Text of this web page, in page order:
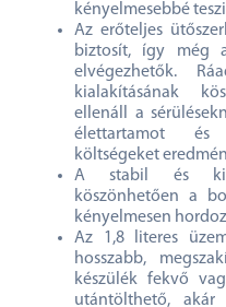
kényelmesebbé
Az erőteljes
biztosít, így még
elvégezhetők.
kialakításának
ellenáll a
élettartamot és
költségeket
A stabil és
köszönhetően a
kényelmesen
Az 1,8 literes
hosszabb,
készülék fekvő
utántölthető,